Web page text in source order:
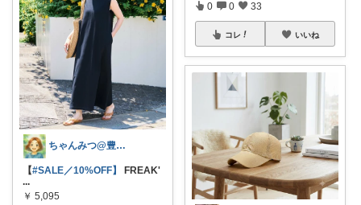
ちゃんみつ@豊かな日常
【#SALE／10%OFF】
FREAK'
...
￥ 5,095
0 0 33
コレ いいね